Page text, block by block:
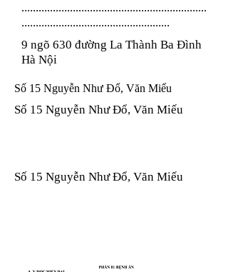
.................................................................
....................................................
9 ngõ 630 đường La Thành Ba Đình
Hà Nội
Số 15 Nguyễn Như Đổ, Văn Miếu
Số 15 Nguyễn Như Đổ, Văn Miếu
Số 15 Nguyễn Như Đổ, Văn Miếu